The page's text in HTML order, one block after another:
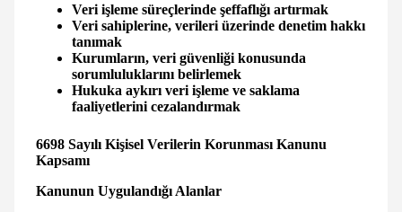
Veri işleme süreçlerinde şeffaflığı artırmak
Veri sahiplerine, verileri üzerinde denetim hakkı
tanımak
Kurumların, veri güvenliği konusunda
sorumluluklarını belirlemek
Hukuka aykırı veri işleme ve saklama
faaliyetlerini cezalandırmak
6698 Sayılı Kişisel Verilerin Korunması Kanunu
Kapsamı
Kanunun Uygulandığı Alanlar